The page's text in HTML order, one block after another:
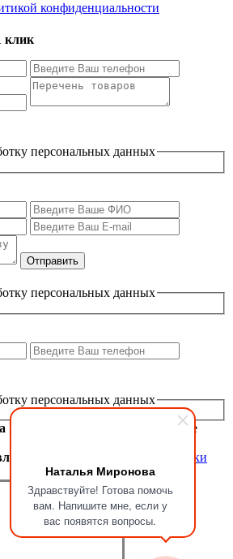
Наталья Миронова
Здравствуйте! Готова помочь
вам. Напишите мне, если у
вас появятся вопросы.
конфиденциальности
клик
персональных данных
персональных данных
персональных данных
Мы перезвоним вам в ближайшее
в корзину
Продолжить покупки